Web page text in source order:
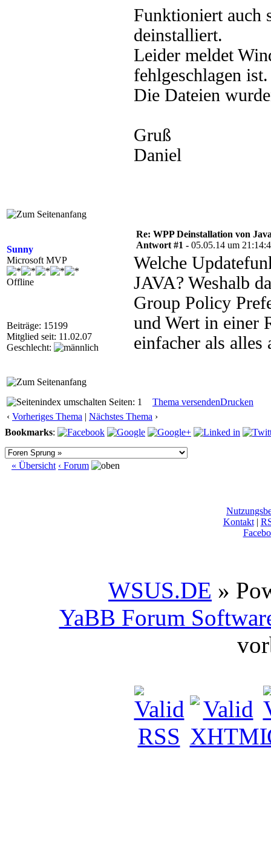
Funktioniert auch
deinstalliert.
Leider meldet
fehlgeschlagen ist.
Die Dateien
Gruß
Daniel
Sunny
Microsoft MVP
Offline
Beiträge: 15199
Mitglied seit: 11.02.07
Geschlecht:
Re: WPP Deinstallation von
Antwort #1 - 05.05.14 um
Welche
JAVA? Weshalb
Group Policy
und Wert in einer
einfacher als alles
Seiten: 1 Thema versendenDrucken
‹ Vorheriges Thema | Nächstes Thema ›
Bookmarks:
« Übersicht ‹ Forum
Kontakt|
WSUS.DE »
YaBB Forum